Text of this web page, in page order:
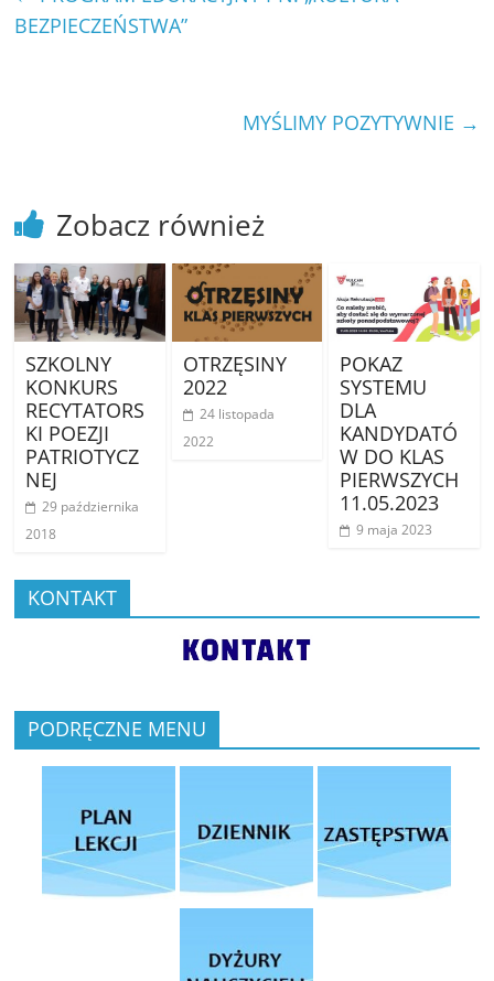
BEZPIECZEŃSTWA”
MYŚLIMY POZYTYWNIE →
Zobacz również
SZKOLNY
KONKURS
RECYTATORS
KI POEZJI
PATRIOTYCZ
NEJ
29 października
2018
OTRZĘSINY
2022
24 listopada
2022
POKAZ
SYSTEMU
DLA
KANDYDATÓ
W DO KLAS
PIERWSZYCH
11.05.2023
9 maja 2023
KONTAKT
PODRĘCZNE MENU